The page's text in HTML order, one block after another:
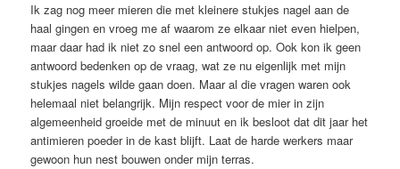
Ik zag nog meer mieren die met kleinere stukjes nagel aan de
haal gingen en vroeg me af waarom ze elkaar niet even hielpen,
maar daar had ik niet zo snel een antwoord op. Ook kon ik geen
antwoord bedenken op de vraag, wat ze nu eigenlijk met mijn
stukjes nagels wilde gaan doen. Maar al die vragen waren ook
helemaal niet belangrijk. Mijn respect voor de mier in zijn
algemeenheid groeide met de minuut en ik besloot dat dit jaar het
antimieren poeder in de kast blijft. Laat de harde werkers maar
gewoon hun nest bouwen onder mijn terras.